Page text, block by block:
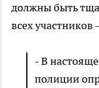
должны быть
всех
- В
полиции